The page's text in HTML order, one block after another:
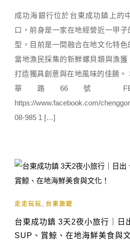
成功海銀行位於台東成功鎮上的
口，前身是一家在地經營近一甲
型，目前是一間融合在地文化特
當地漁民採集的新鮮螺貝類與漁獲
打造獨具創意與在地風味的佳餚。
華路66號
https://www.facebook.com/
08-985 1 […]
走走玩玩 台東旅遊
台東成功鎮 3天2夜小旅行｜日
SUP、賞鯨、在地海鮮美食與文